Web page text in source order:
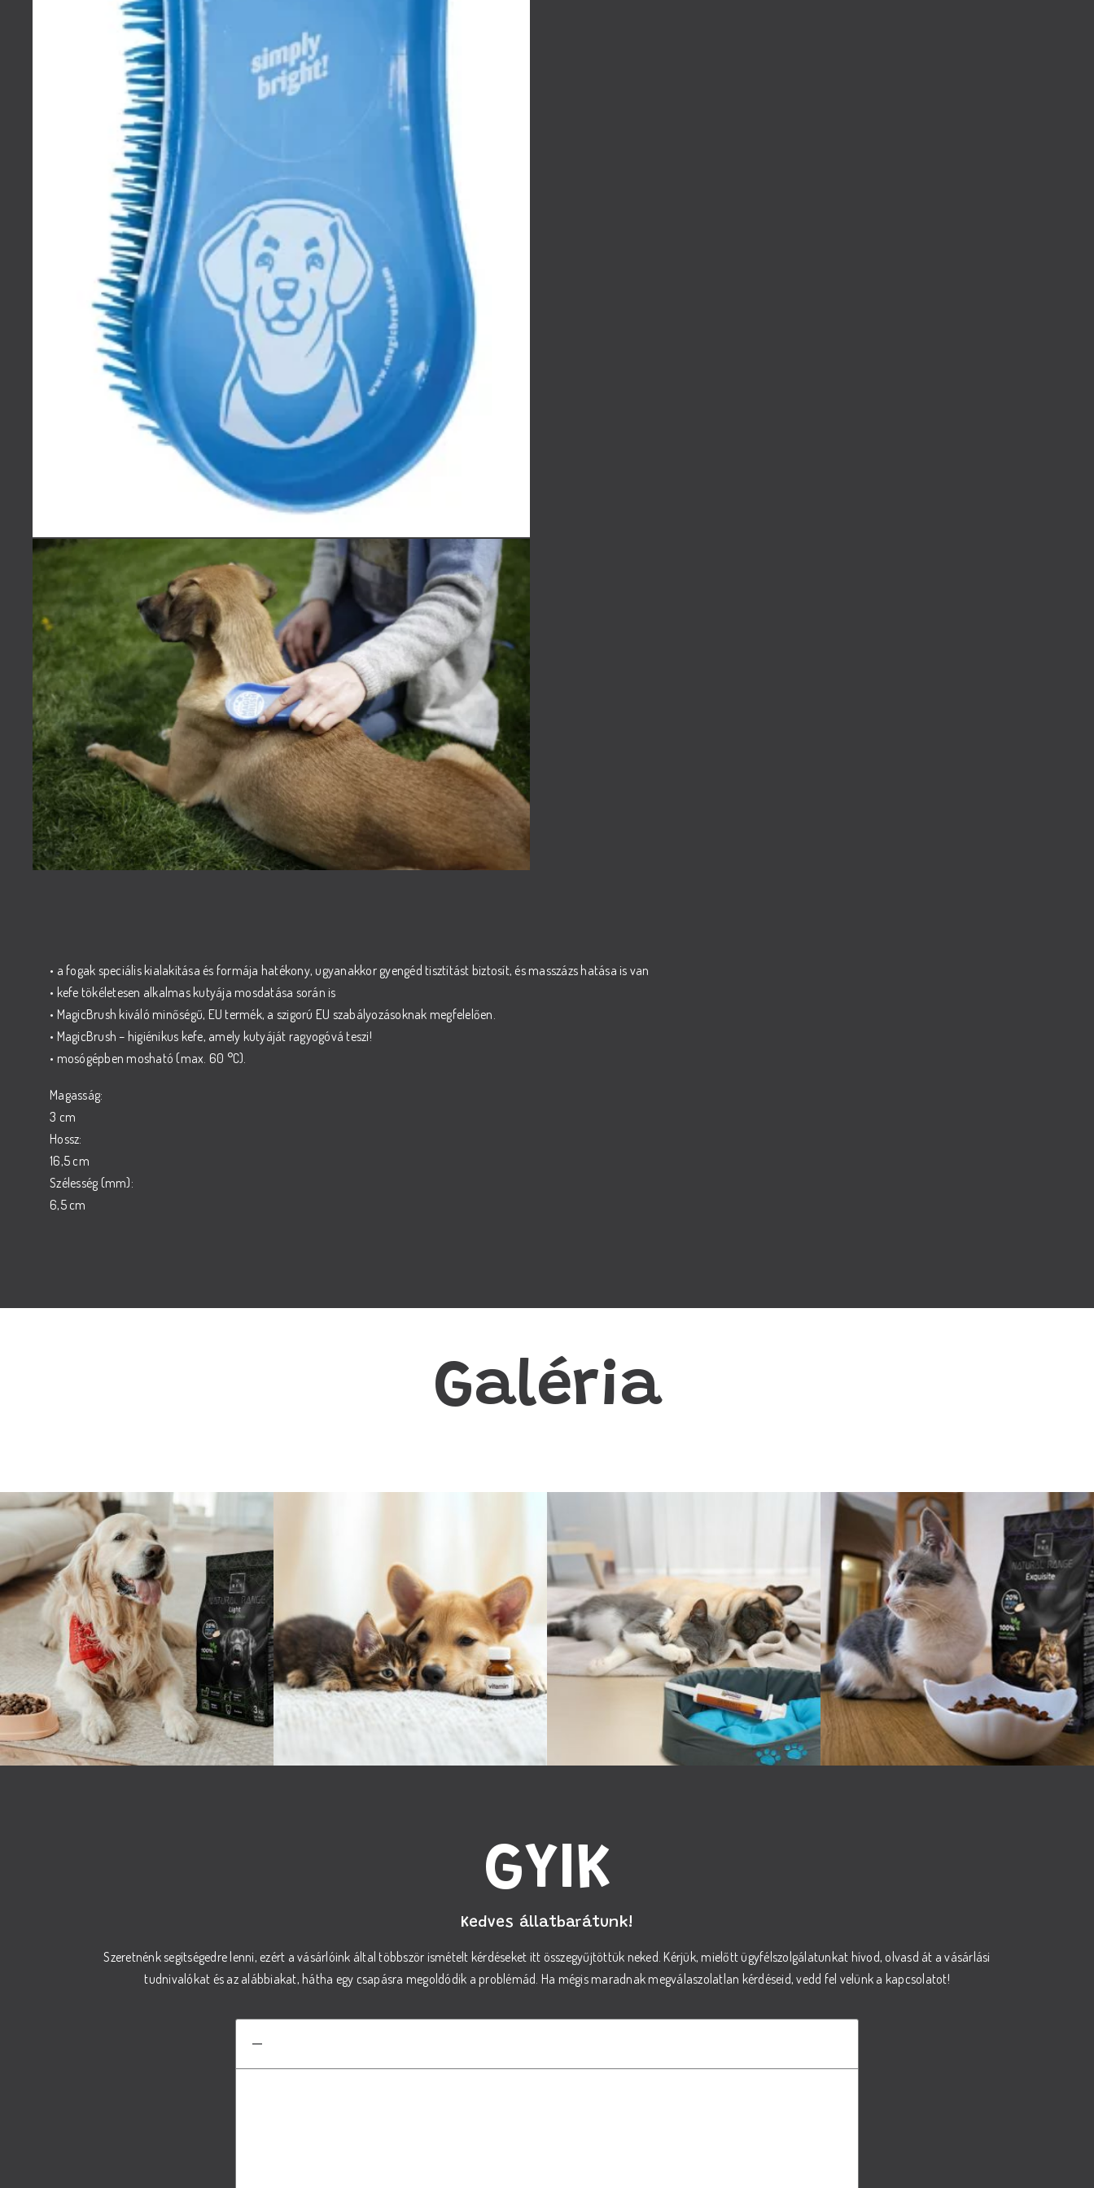
• a fogak speciális kialakítása és formája hatékony, ugyanakkor gyengéd tisztítást biztosít, és masszázs hatása is van
• kefe tökéletesen alkalmas kutyája mosdatása során is
• MagicBrush kiváló minőségű, EU termék, a szigorú EU szabályozásoknak megfelelően.
• MagicBrush – higiénikus kefe, amely kutyáját ragyogóvá teszi!
• mosógépben mosható (max. 60 °C).
Magasság:
3 cm
Hossz:
16,5 cm
Szélesség (mm):
6,5 cm
Galéria
GYIK
Kedves állatbarátunk!
Szeretnénk segítségedre lenni, ezért a vásárlóink által többször ismételt kérdéseket itt összegyűjtöttük neked. Kérjük, mielőtt ügyfélszolgálatunkat hívod, olvasd át a vásárlási
tudnivalókat és az alábbiakat, hátha egy csapásra megoldódik a problémád. Ha mégis maradnak megválaszolatlan kérdéseid, vedd fel velünk a kapcsolatot!